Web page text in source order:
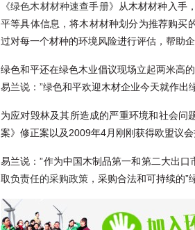
《绿色木材材种速查手册》
从木材材种入手
平等具体信息，将木材材种划分为推荐购买
过对每一个材种的环境风险进行评估，帮助
绿色和平还在绿色木业倡议现场立起两米高
易兰说：”绿色和平欢迎木材企业今天就作
为应对毁林及其所造成的严重环境和社会
案》修正案以及2009年4月刚刚获得欧盟议
易兰说：”作为中国木制品第一和第二大出
取负责任的采购政策 ，采购合法和可持续的